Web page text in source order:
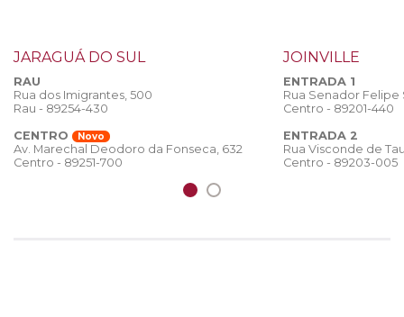
JARAGUÁ DO SUL
RAU
Rua dos Imigrantes, 500
Rau - 89254-430
CENTRO
Novo
Av. Marechal Deodoro da Fonseca, 632
Centro - 89251-700
JOINVILLE
ENTRADA 1
Rua Senador
Centro - 89201-440
ENTRADA 2
Rua Visconde de
Centro - 89203-005